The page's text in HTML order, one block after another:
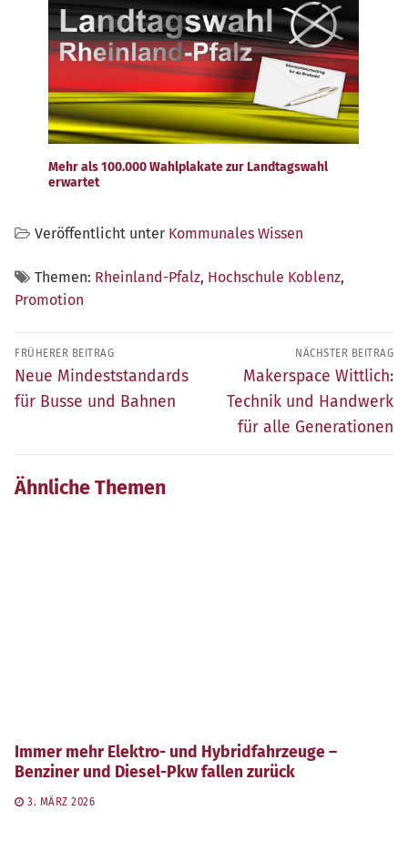
Mehr als 100.000 Wahlplakate zur Landtagswahl
erwartet
Veröffentlicht unter Kommunales Wissen
Themen: Rheinland-Pfalz, Hochschule Koblenz,
Promotion
Beitragsnavigation
FRÜHERER BEITRAG
Früherer
Beitrag:
Neue Mindeststandards
für Busse und Bahnen
NÄCHSTER BEITRAG
Nächster
Beitrag:
Makerspace Wittlich:
Technik und Handwerk
für alle Generationen
Ähnliche Themen
Immer mehr Elektro- und Hybridfahrzeuge –
Benziner und Diesel-Pkw fallen zurück
3. MÄRZ 2026